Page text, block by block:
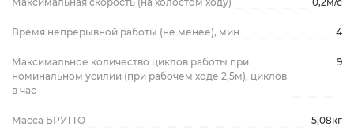
Время непрерывной работы (не менее), мин 4
Максимальное количество циклов работы при
номинальном усилии (при рабочем ходе 2,5м), циклов
в час
9
Масса БРУТТО 5,08кг